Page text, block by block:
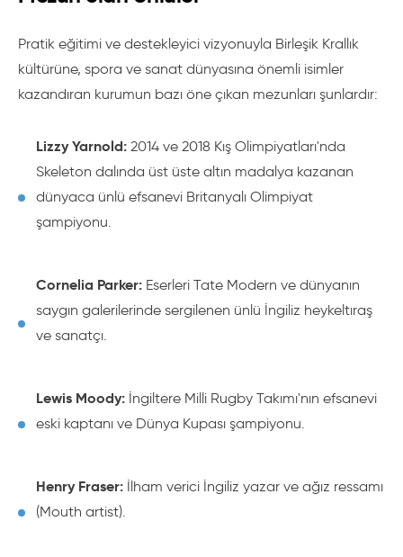
Pratik eğitimi ve destekleyici vizyonuyla Birleşik Krallık
kültürüne, spora ve sanat dünyasına önemli isimler
kazandıran kurumun bazı öne çıkan mezunları şunlardır:
Lizzy Yarnold: 2014 ve 2018 Kış Olimpiyatları'nda
Skeleton dalında üst üste altın madalya kazanan
dünyaca ünlü efsanevi Britanyalı Olimpiyat
şampiyonu.
Cornelia Parker: Eserleri Tate Modern ve dünyanın
saygın galerilerinde sergilenen ünlü İngiliz heykeltıraş
ve sanatçı.
Lewis Moody: İngiltere Milli Rugby Takımı'nın efsanevi
eski kaptanı ve Dünya Kupası şampiyonu.
Henry Fraser: İlham verici İngiliz yazar ve ağız ressamı
(Mouth artist).